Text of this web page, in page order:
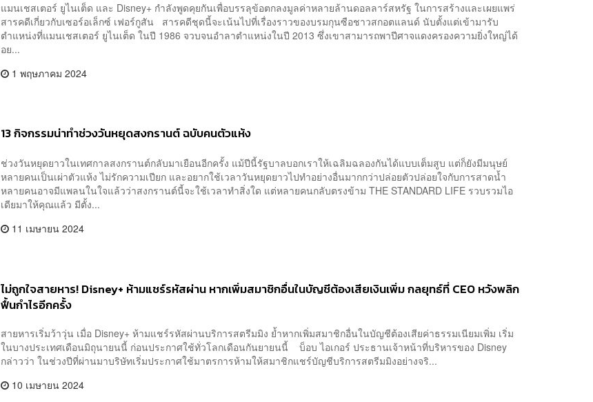
แมนเชสเตอร์ ยูไนเต็ด และ Disney+ กำลังพูดคุยกันเพื่อบรรลุข้อตกลงมูลค่าหลายล้านดอลลาร์สหรัฐ ในการสร้างและเผยแพร่
สารคดีเกี่ยวกับเซอร์อเล็กซ์ เฟอร์กูสัน สารคดีชุดนี้จะเน้นไปที่เรื่องราวของบรมกุนซือชาวสกอตแลนด์ นับตั้งแต่เข้ามารับ
ตำแหน่งที่แมนเชสเตอร์ ยูไนเต็ด ในปี 1986 จวบจนอำลาตำแหน่งในปี 2013 ซึ่งเขาสามารถพาปีศาจแดงครองความยิ่งใหญ่ได้
อย...
1 พฤษภาคม 2024
13 กิจกรรมน่าทำช่วงวันหยุดสงกรานต์ ฉบับคนตัวแห้ง
ช่วงวันหยุดยาวในเทศกาลสงกรานต์กลับมาเยือนอีกครั้ง แม้ปีนี้รัฐบาลบอกเราให้เฉลิมฉลองกันได้แบบเต็มสูบ แต่ก็ยังมีมนุษย์
หลายคนเป็นเผ่าตัวแห้ง ไม่รักความเปียก และอยากใช้เวลาวันหยุดยาวไปทำอย่างอื่นมากกว่าปล่อยตัวปล่อยใจกับการสาดน้ำ
หลายคนอาจมีแพลนในใจแล้วว่าสงกรานต์นี้จะใช้เวลาทำสิ่งใด แต่หลายคนกลับตรงข้าม THE STANDARD LIFE รวบรวมไอ
เดียมาให้คุณแล้ว มีตั้ง...
11 เมษายน 2024
ไม่ถูกใจสายหาร! Disney+ ห้ามแชร์รหัสผ่าน หากเพิ่มสมาชิกอื่นในบัญชีต้องเสียเงินเพิ่ม กลยุทธ์ที่ CEO หวังพลิก
ฟื้นกำไรอีกครั้ง
สายหารเริ่มว้าวุ่น เมื่อ Disney+ ห้ามแชร์รหัสผ่านบริการสตรีมมิง ย้ำหากเพิ่มสมาชิกอื่นในบัญชีต้องเสียค่าธรรมเนียมเพิ่ม เริ่ม
ในบางประเทศเดือนมิถุนายนนี้ ก่อนประกาศใช้ทั่วโลกเดือนกันยายนนี้ บ็อบ ไอเกอร์ ประธานเจ้าหน้าที่บริหารของ Disney
กล่าวว่า ในช่วงปีที่ผ่านมาบริษัทเริ่มประกาศใช้มาตรการห้ามให้สมาชิกแชร์บัญชีบริการสตรีมมิงอย่างจริ...
10 เมษายน 2024